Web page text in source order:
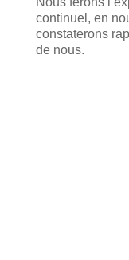
continuel, en
constaterons
de nous.